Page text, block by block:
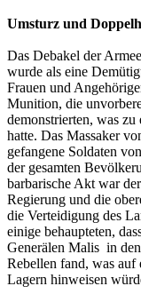
Umsturz und
Das Debakel der
wurde als eine
Frauen und
Munition, die
demonstrierten, was
hatte. Das Massaker
gefangene Soldaten
der gesamten
barbarische Akt war
Regierung und die
die Verteidigung des
einige behaupteten,
Generälen Malis in
Rebellen fand, was auf
Lagern hinweisen